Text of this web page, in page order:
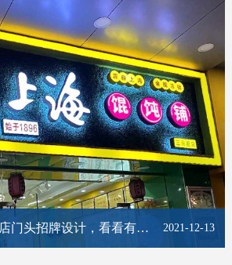
2021-12-13
10款简单大气的饭店门头招牌设计，看看有你喜欢的那一款吗？